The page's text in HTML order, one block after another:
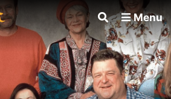
Menu